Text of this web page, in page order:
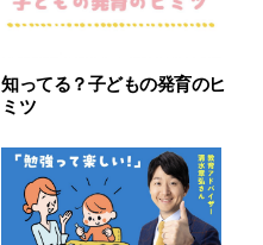
知ってる？子どもの発育のヒ
ミツ